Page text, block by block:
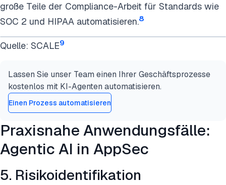
große Teile der Compliance-Arbeit für Standards wie
SOC 2 und HIPAA automatisieren.8
Quelle: SCALE9
Lassen Sie unser Team einen Ihrer Geschäftsprozesse
kostenlos mit KI-Agenten automatisieren.
Einen Prozess automatisieren
Praxisnahe Anwendungsfälle:
Agentic AI in AppSec
5. Risikoidentifikation